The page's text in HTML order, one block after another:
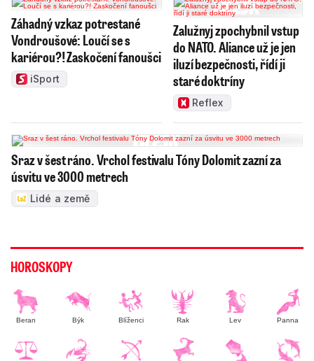
Záhadný vzkaz potrestané
Vondroušové: Loučí se s
kariérou?! Zaskočení fanoušci
iSport
Zalužnyj zpochybnil vstup
do NATO. Aliance už je jen
iluzí bezpečnosti, řídí ji
staré doktríny
Reflex
Sraz v šest ráno. Vrchol festivalu Tóny Dolomit zazní za
úsvitu ve 3000 metrech
Lidé a země
HOROSKOPY
Beran Býk Blíženci Rak Lev Panna